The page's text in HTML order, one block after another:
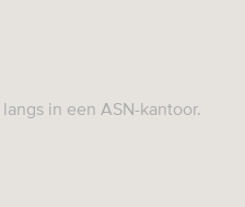
in een ASN-kantoor.